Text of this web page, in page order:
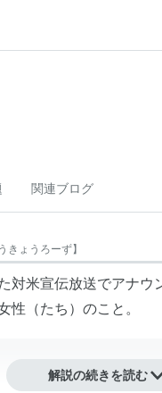
関連ブログ
きょうろーず】
対米宣伝放送でアナ
性（たち）のこと。
解説の続きを読む